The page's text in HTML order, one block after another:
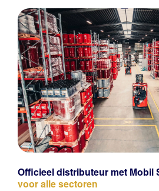
Officieel distributeur met Mobil
voor alle sectoren